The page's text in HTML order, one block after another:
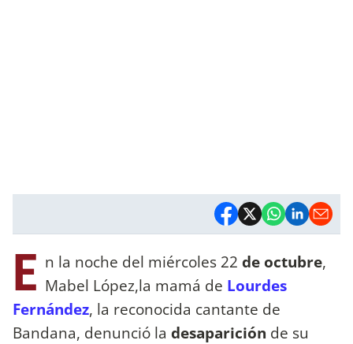
E n la noche del miércoles 22 de octubre,
Mabel López,la mamá de Lourdes
Fernández, la reconocida cantante de
Bandana, denunció la desaparición de su